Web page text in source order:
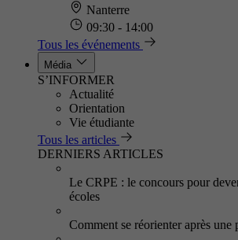
Nanterre
09:30 - 14:00
Tous les événements
Média
S’INFORMER
Actualité
Orientation
Vie étudiante
Tous les articles
DERNIERS ARTICLES
Le CRPE : le concours pour
écoles
Comment se réorienter après une